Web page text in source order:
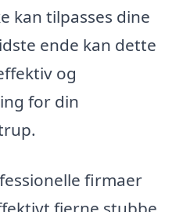
kan tilpasses dine
ende kan dette
og
for din
firmaer